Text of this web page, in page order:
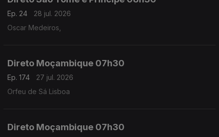
Ep. 24
28 jul. 2026
Oscar Medeiros,
Direto Moçambique 07h30
Ep. 174
27 jul. 2026
Orfeu de Sá Lisboa
Direto Moçambique 07h30